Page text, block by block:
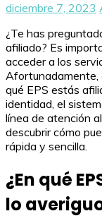
diciembre 7, 2023
¿Te has
afiliado? Es
acceder a los
Afortunadamente,
qué EPS estás
identidad, el
línea de atención
descubrir cómo
rápida y sencilla.
¿En qué
lo